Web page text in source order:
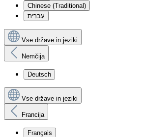
Chinese (Traditional)
עִברִית
Vse države in jeziki
Nemčija
Deutsch
Vse države in jeziki
Francija
Français